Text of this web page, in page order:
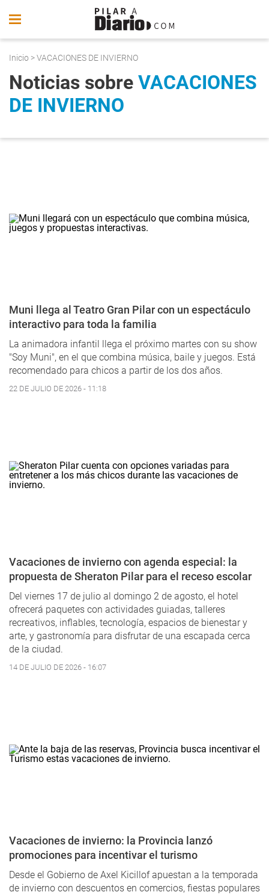
Inicio > VACACIONES DE INVIERNO
Noticias sobre VACACIONES
DE INVIERNO
Muni llega al Teatro Gran Pilar con un espectáculo
interactivo para toda la familia
La animadora infantil llega el próximo martes con su show
"Soy Muni", en el que combina música, baile y juegos. Está
recomendado para chicos a partir de los dos años.
22 DE JULIO DE 2026 - 11:18
Vacaciones de invierno con agenda especial: la
propuesta de Sheraton Pilar para el receso escolar
Del viernes 17 de julio al domingo 2 de agosto, el hotel
ofrecerá paquetes con actividades guiadas, talleres
recreativos, inflables, tecnología, espacios de bienestar y
arte, y gastronomía para disfrutar de una escapada cerca
de la ciudad.
14 DE JULIO DE 2026 - 16:07
Vacaciones de invierno: la Provincia lanzó
promociones para incentivar el turismo
Desde el Gobierno de Axel Kicillof apuestan a la temporada
de invierno con descuentos en comercios, fiestas populares